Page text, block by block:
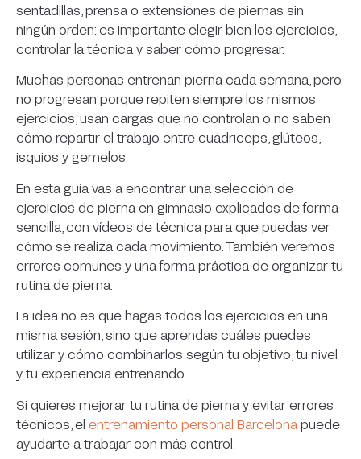
sentadillas, prensa o extensiones de piernas sin
ningún orden: es importante elegir bien los ejercicios,
controlar la técnica y saber cómo progresar.
Muchas personas entrenan pierna cada semana, pero
no progresan porque repiten siempre los mismos
ejercicios, usan cargas que no controlan o no saben
cómo repartir el trabajo entre cuádriceps, glúteos,
isquios y gemelos.
En esta guía vas a encontrar una selección de
ejercicios de pierna en gimnasio explicados de forma
sencilla, con vídeos de técnica para que puedas ver
cómo se realiza cada movimiento. También veremos
errores comunes y una forma práctica de organizar tu
rutina de pierna.
La idea no es que hagas todos los ejercicios en una
misma sesión, sino que aprendas cuáles puedes
utilizar y cómo combinarlos según tu objetivo, tu nivel
y tu experiencia entrenando.
Si quieres mejorar tu rutina de pierna y evitar errores
técnicos, el entrenamiento personal Barcelona puede
ayudarte a trabajar con más control.
Usar demasiado peso
No controlar la bajada
No progresar con el tiempo
Cómo combinar los ejercicios de pierna en
gimnasio
¿Necesitas una rutina de pierna personalizada?
Preguntas frecuentes sobre ejercicios de pierna
en gimnasio
¿Cuáles son los mejores ejercicios de pierna
¿Cuántos ejercicios de pierna debería hacer
¿Es mejor la sentadilla o la prensa?
¿Qué ejercicios son mejores para glúteos?
¿Qué ejercicios trabajan más los
cuádriceps?
¿Qué ejercicios trabajan los isquios?
¿Cuántos días a la semana hay que entrenar